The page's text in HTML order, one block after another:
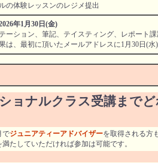
の体験レッスンのレジメ提出
年1月30日(金)
ーション、筆記、テイスティング、レポート
は、最初に頂いたメールアドレスに1月30日(
ョナルクラス受講まで
でジュニアティーアドバイザーを取得される方
たしていただければ参加は可能です。